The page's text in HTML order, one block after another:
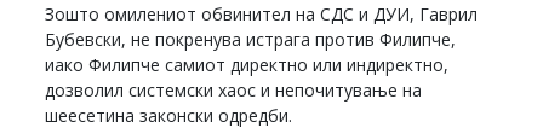
Зошто омилениот обвинител на СДС и ДУИ, Гаврил
Бубевски, не покренува истрага против Филипче,
иако Филипче самиот директно или индиректно,
дозволил системски хаос и непочитување на
шеесетина законски одредби.